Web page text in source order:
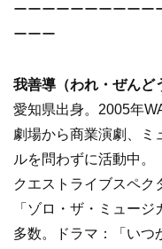
ーーーーーーーーーー
ーーー
我善導（われ・ぜんど
愛知県出身。2005年
劇場から商業演劇、ミ
ルを問わずに活動中。
クエストライブスペク
「ゾロ・ザ・ミュー
多数。ドラマ：「いつ